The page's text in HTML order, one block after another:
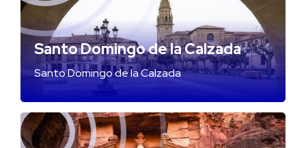
Santo Domingo de la Calzada
Santo Domingo de la Calzada